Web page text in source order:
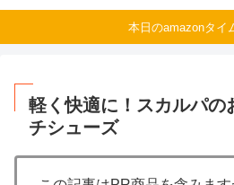
本日のamazonタイ
軽く快適に！スカルパの
チシューズ